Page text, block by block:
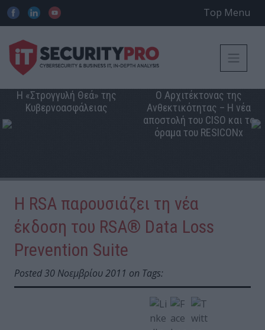
Top Menu
Η «Στρογγυλή Θεά» της
Κυβερνοασφάλειας
Ο Αρχιτέκτονας της
Ανθεκτικότητας – Η νέα
αποστολή του CISO και το
όραμα του RESICONx
Η RSA παρουσιάζει τη νέα
έκδοση του RSA® Data Loss
Prevention Suite
Posted 30 Νοεμβρίου 2011 on Tags: